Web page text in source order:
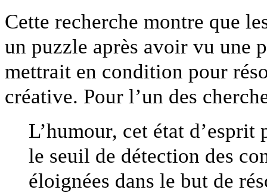
Cette recherche montre que
un puzzle après avoir vu une
mettrait en condition pour
créative. Pour l’un des
L’humour, cet état
le seuil de détection des
éloignées dans le but de